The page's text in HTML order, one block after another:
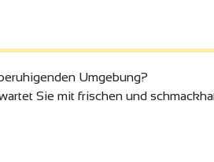
Umgebung?
Sie mit frischen und